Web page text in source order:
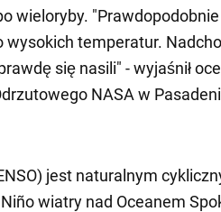
wieloryby. "Prawdopodobnie
wysokich temperatur.
się nasili" - wyjaśnił
NASA w
jest naturalnym
wiatry nad Oceanem